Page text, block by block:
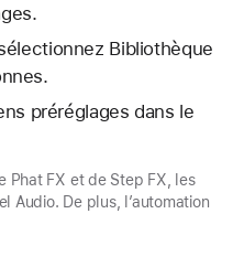
Bibliothèque
préréglages dans le
Phat FX et de Step FX, les
Audio. De plus, l’automation